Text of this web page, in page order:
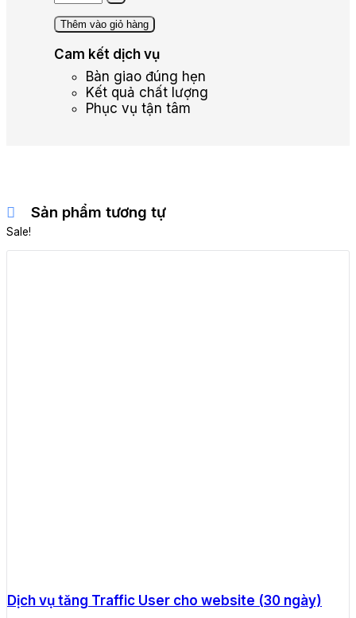
Thêm vào giỏ hàng
Cam kết dịch vụ
Bàn giao đúng hẹn
Kết quả chất lượng
Phục vụ tận tâm
Sản phẩm tương tự
Sale!
Dịch vụ tăng Traffic User cho website (30 ngày)